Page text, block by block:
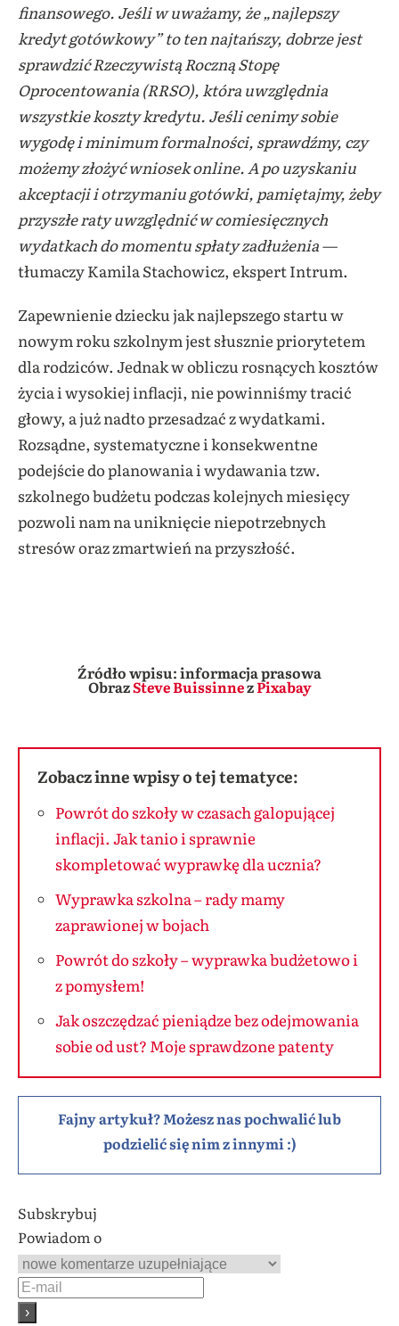
finansowego. Jeśli w uważamy, że „najlepszy
kredyt gotówkowy” to ten najtańszy, dobrze jest
sprawdzić Rzeczywistą Roczną Stopę
Oprocentowania (RRSO), która uwzględnia
wszystkie koszty kredytu. Jeśli cenimy sobie
wygodę i minimum formalności, sprawdźmy, czy
możemy złożyć wniosek online.A po uzyskaniu
akceptacji i otrzymaniu gotówki, pamiętajmy, żeby
przyszłe raty uwzględnić w comiesięcznych
wydatkach do momentu spłaty zadłużenia —
tłumaczyKamila Stachowicz, ekspert Intrum.
Zapewnienie dziecku jak najlepszego startu w
nowym roku szkolnym jest słusznie priorytetem
dla rodziców. Jednakw obliczu rosnących kosztów
życia i wysokiej inflacji, nie powinniśmy tracić
głowy, a już nadto przesadzaćz wydatkami.
Rozsądne, systematyczne i konsekwentne
podejście do planowania i wydawania tzw.
szkolnego budżetu podczas kolejnych miesięcy
pozwoli nam na uniknięcie niepotrzebnych
stresów oraz zmartwień na przyszłość.
Źródło wpisu: informacja prasowa
ObrazSteve BuissinnezPixabay
Zobacz inne wpisy o tej tematyce:
Powrót do szkoły w czasach galopującej
inflacji. Jak tanio i sprawnie
skompletować wyprawkę dla ucznia?
Wyprawka szkolna – rady mamy
zaprawionej w bojach
Powrót do szkoły – wyprawka budżetowo i
z pomysłem!
Jak oszczędzać pieniądze bez odejmowania
sobie od ust? Moje sprawdzone patenty
Fajny artykuł? Możesz nas pochwalić lub
podzielić się nim z innymi :)
Subskrybuj
Powiadom o